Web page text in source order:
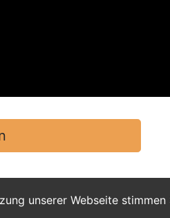
unserer Webseite stimmen